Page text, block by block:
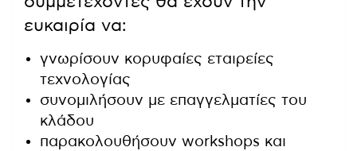
ευκαιρία να:
γνωρίσουν κορυφαίες εταιρείες
τεχνολογίας
συνομιλήσουν με επαγγελματίες του
κλάδου
παρακολουθήσουν workshops και